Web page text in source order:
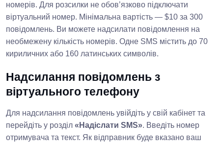
номерів. Для розсилки не обов’язково підключати
віртуальний номер. Мінімальна вартість — $10 за 300
повідомлень. Ви можете надсилати повідомлення на
необмежену кількість номерів. Одне SMS містить до 70
кириличних або 160 латинських символів.
Надсилання повідомлень з
віртуального телефону
Для надсилання повідомлень увійдіть у свій кабінет та
перейдіть у розділ «Надіслати SMS». Введіть номер
отримувача та текст. Як відправник буде вказано ваш